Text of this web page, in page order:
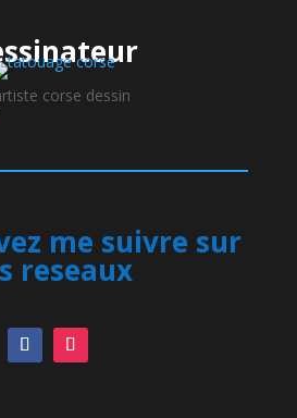
me suivre sur
reseaux